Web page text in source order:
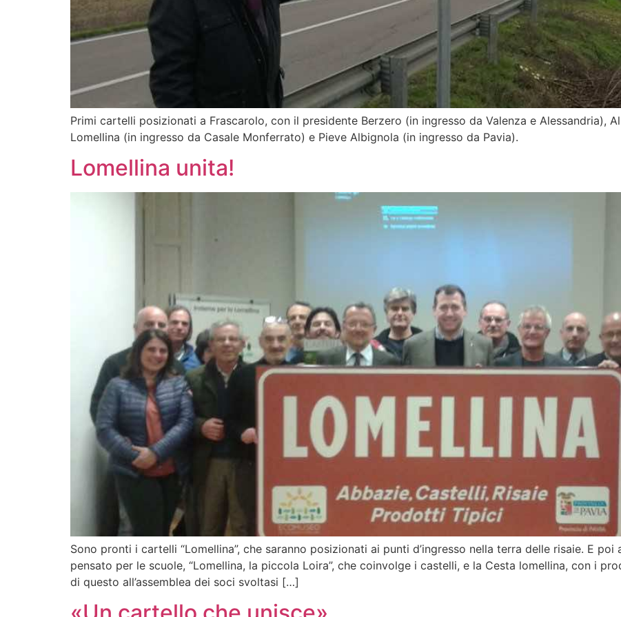
Primi cartelli posizionati a Frascarolo, con il presidente Berzero (in ingresso da Valenza e Alessandria),
Lomellina (in ingresso da Casale Monferrato) e Pieve Albignola (in ingresso da Pavia).
Lomellina unita!
Sono pronti i cartelli “Lomellina”, che saranno posizionati ai punti d’ingresso nella terra delle risaie. E
pensato per le scuole, “Lomellina, la piccola Loira”, che coinvolge i castelli, e la Cesta lomellina, con i
di questo all’assemblea dei soci svoltasi […]